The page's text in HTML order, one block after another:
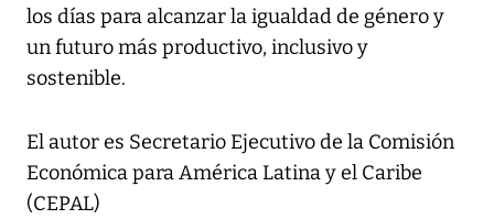
los días para alcanzar la igualdad de género y
un futuro más productivo, inclusivo y
sostenible.
El autor es Secretario Ejecutivo de la Comisión
Económica para América Latina y el Caribe
(CEPAL)